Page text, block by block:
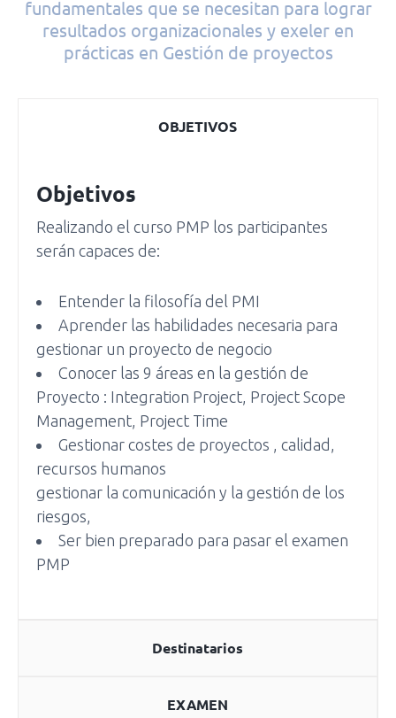
fundamentales que se necesitan para lograr
resultados organizacionales y exeler en
prácticas en Gestión de proyectos
OBJETIVOS
Objetivos
Realizando el curso PMP los participantes
serán capaces de:
Entender la filosofía del PMI
Aprender las habilidades necesaria para
gestionar un proyecto de negocio
Conocer las 9 áreas en la gestión de
Proyecto : Integration Project, Project Scope
Management, Project Time
Gestionar costes de proyectos , calidad,
recursos humanos
gestionar la comunicación y la gestión de los
riesgos,
Ser bien preparado para pasar el examen
PMP
Destinatarios
EXAMEN